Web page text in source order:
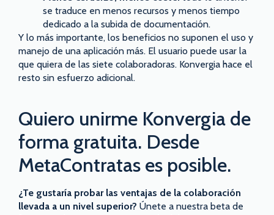
se traduce en menos recursos y menos tiempo
dedicado a la subida de documentación.
Y lo más importante, los beneficios no suponen el uso y
manejo de una aplicación más. El usuario puede usar la
que quiera de las siete colaboradoras. Konvergia hace el
resto sin esfuerzo adicional.
Quiero unirme Konvergia de
forma gratuita. Desde
MetaContratas es posible.
¿Te gustaría probar las ventajas de la colaboración
llevada a un nivel superior? Únete a nuestra beta de